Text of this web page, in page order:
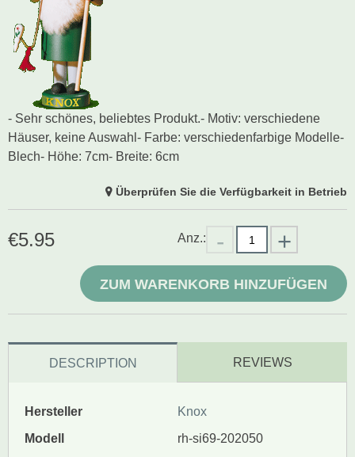
- Sehr schönes, beliebtes Produkt.- Motiv: verschiedene
Häuser, keine Auswahl- Farbe: verschiedenfarbige Modelle-
Blech- Höhe: 7cm- Breite: 6cm
Überprüfen Sie die Verfügbarkeit in Betrieb
€5.95 Anz.:
ZUM WARENKORB HINZUFÜGEN
DESCRIPTION REVIEWS
Hersteller
Knox
Modell
rh-si69-202050